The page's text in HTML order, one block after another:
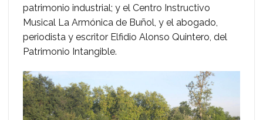
patrimonio industrial; y el Centro Instructivo
Musical La Armónica de Buñol, y el abogado,
periodista y escritor Elfidio Alonso Quintero, del
Patrimonio Intangible.